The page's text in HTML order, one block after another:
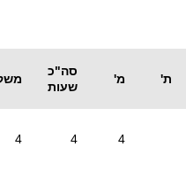
ת' מ'
סה"כ
שעות
4
4
4